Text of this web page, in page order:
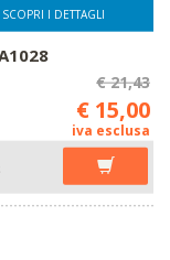
SCOPRI I DETTAGLI
€ 21,43
€ 15,00
iva esclusa